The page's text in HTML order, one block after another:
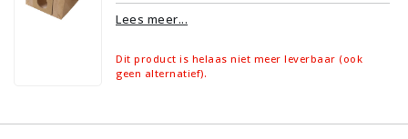
Lees meer...
Dit product is helaas niet meer leverbaar (ook
geen alternatief).